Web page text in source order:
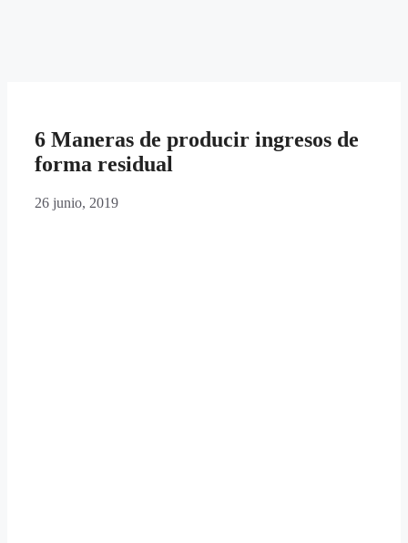
6 Maneras de producir ingresos de
forma residual
26 junio, 2019